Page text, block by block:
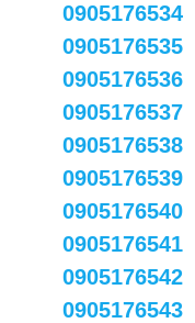
0905176534
0905176535
0905176536
0905176537
0905176538
0905176539
0905176540
0905176541
0905176542
0905176543